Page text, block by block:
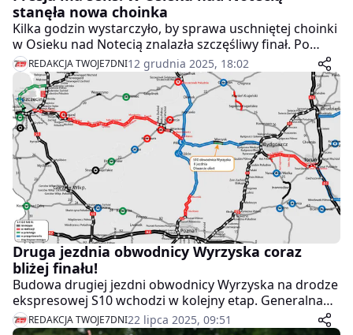
stanęła nowa choinka
Kilka godzin wystarczyło, by sprawa uschniętej choinki
w Osieku nad Notecią znalazła szczęśliwy finał. Po
publikacji artykułu i reakcji mieszkańców władze gminy
szybko wymieniły świąteczne drzewko na nowe.
REDAKCJA TWOJE7DNI12 grudnia 2025, 18:02
Druga jezdnia obwodnicy Wyrzyska coraz
bliżej finału!
Budowa drugiej jezdni obwodnicy Wyrzyska na drodze
ekspresowej S10 wchodzi w kolejny etap. Generalna
Dyrekcja Dróg Krajowych i Autostrad (GDDKiA)
REDAKCJA TWOJE7DNI22 lipca 2025, 09:51